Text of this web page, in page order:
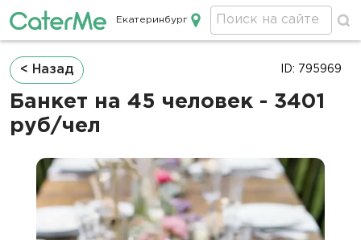
Кейтеринг в Екатеринбурге
Екатеринбург
Строка
навигации
< Назад
Банкет на 45 человек - 3401
руб/чел
ID: 795969